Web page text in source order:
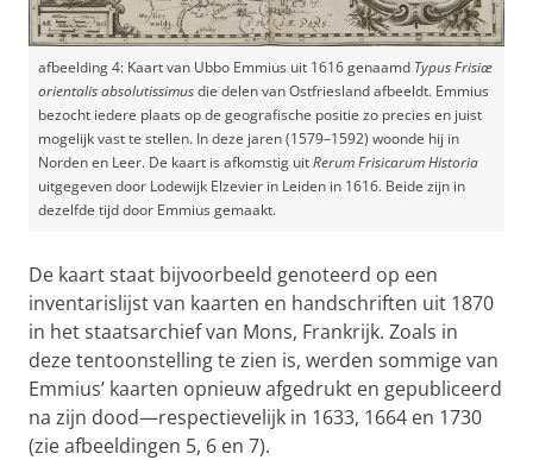
afbeelding 4: Kaart van Ubbo Emmius uit 1616 genaamd Typus Frisiæ
orientalis absolutissimusdie delen van Ostfriesland afbeeldt. Emmius
bezocht iedere plaats op de geografische positie zo precies en juist
mogelijk vast te stellen. In deze jaren (1579–1592) woonde hij in
Norden en Leer. De kaart is afkomstig uitRerum Frisicarum Historia
uitgegeven door Lodewijk Elzevier in Leiden in 1616. Beide zijn in
dezelfde tijd door Emmius gemaakt.
De kaart staat bijvoorbeeld genoteerd op een
inventarislijst van kaarten en handschriften uit 1870
in het staatsarchief van Mons, Frankrijk. Zoals in
deze tentoonstelling te zien is, werden sommige van
Emmius’ kaarten opnieuw afgedrukt en gepubliceerd
na zijn dood—respectievelijk in 1633, 1664 en 1730
(zie afbeeldingen 5, 6 en 7).